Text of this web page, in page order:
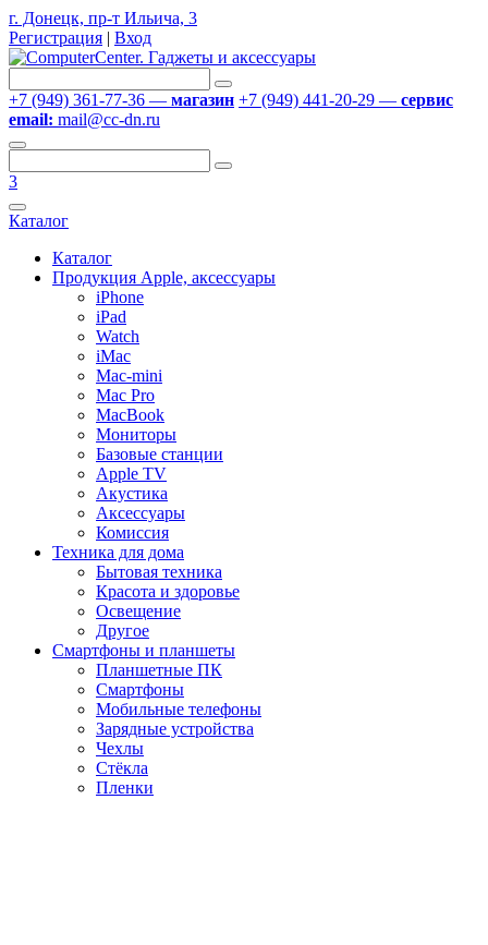
г. Донецк, пр-т Ильича, 3
Регистрация | Вход
+7 (949) 361-77-36 — магазин +7 (949) 441-20-29 — сервис
email: mail@cc-dn.ru
3
Каталог
Каталог
Продукция Apple, аксессуары
iPhone
iPad
Watch
iMac
Mac-mini
Mac Pro
MacBook
Мониторы
Базовые станции
Apple TV
Акустика
Аксессуары
Комиссия
Техника для дома
Бытовая техника
Красота и здоровье
Освещение
Другое
Смартфоны и планшеты
Планшетные ПК
Смартфоны
Мобильные телефоны
Зарядные устройства
Чехлы
Стёкла
Пленки